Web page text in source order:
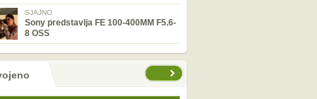
SJAJNO
Sony predstavlja FE 100-400MM F5.6-
8 OSS